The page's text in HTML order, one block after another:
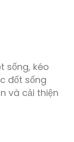
sống, kéo
đốt sống
và cải thiện